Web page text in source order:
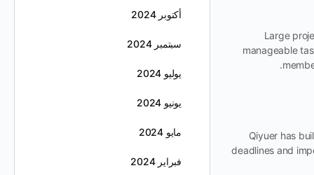
Large
manageable
Qiyuer has
deadlines and
أكتوبر 2024
سبتمبر 2024
يوليو 2024
يونيو 2024
مايو 2024
فبراير 2024